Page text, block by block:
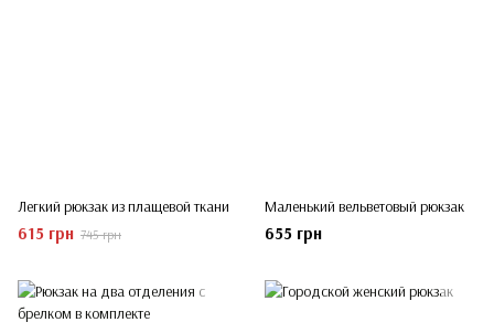
Легкий рюкзак из плащевой ткани
615 грн 745 грн
Маленький вельветовый рюкзак
655 грн